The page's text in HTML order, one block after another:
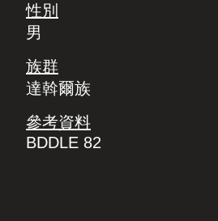
性別
男
族群
達斡爾族
參考資料
BDDLE 82